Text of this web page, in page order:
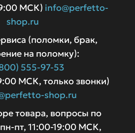
МСК) info@perfetto-
shop.ru
(поломки, брак,
на поломку):
555-97-53
МСК, только звонки)
shop.ru
товара, вопросы по
пт, 11:00-19:00 МСК,